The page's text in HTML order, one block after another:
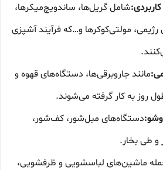
شامل گریل‌ها، ساندویچ‌میکرها،
مولتی‌کوکرها و…که فرآیند آشپزی
مانند جاروبرقی‌ها، دستگاه‌های قهوه و
روز به کار گرفته می‌شوند.
دستگاه‌های مبل‌شور، کف‌شور،
و طی بخار.
ماشین‌های لباسشویی و ظرفشویی،